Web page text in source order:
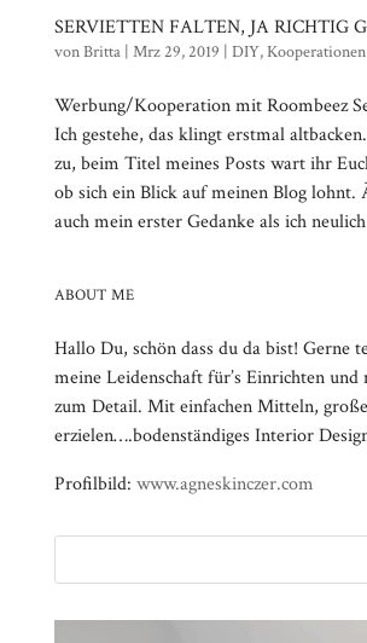
SERVIETTEN FALTEN, JA RICHTIG
vonBritta| Mrz 29, 2019 | DIY,Kooperationen
Werbung/Kooperation mit Roombeez
Ich gestehe, das klingt erstmal altbacken.
zu, beim Titel meines Posts wart ihr
ob sich ein Blick auf meinen Blog lohnt.
auch mein erster Gedanke als ich
ABOUT ME
Hallo Du, schön dass du da bist! Gerne
meine Leidenschaft für’s Einrichten und
zum Detail. Mit einfachen Mitteln,
erzielen….bodenständiges Interior
Profilbild: www.agneskinczer.com